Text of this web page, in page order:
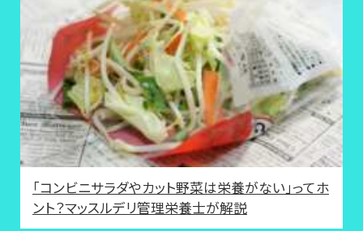
「コンビニサラダやカット野菜は栄養がない」ってホ
ント？マッスルデリ管理栄養士が解説